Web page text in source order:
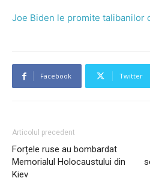
Joe Biden le promite talibanilor
Facebook Twitter
Articolul precedent
Forțele ruse au bombardat
Memorialul Holocaustului din
Kiev